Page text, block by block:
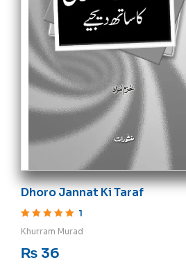
Dhoro Jannat Ki Taraf
1
Khurram Murad
₨ 36